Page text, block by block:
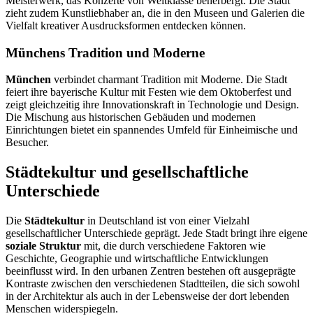
zieht zudem Kunstliebhaber an, die in den Museen und Galerien die
Vielfalt kreativer Ausdrucksformen entdecken können.
Münchens Tradition und Moderne
München verbindet charmant Tradition mit Moderne. Die Stadt
feiert ihre bayerische Kultur mit Festen wie dem Oktoberfest und
zeigt gleichzeitig ihre Innovationskraft in Technologie und Design.
Die Mischung aus historischen Gebäuden und modernen
Einrichtungen bietet ein spannendes Umfeld für Einheimische und
Besucher.
Städtekultur und gesellschaftliche
Unterschiede
Die Städtekultur in Deutschland ist von einer Vielzahl
gesellschaftlicher Unterschiede geprägt. Jede Stadt bringt ihre eigene
soziale Struktur mit, die durch verschiedene Faktoren wie
Geschichte, Geographie und wirtschaftliche Entwicklungen
beeinflusst wird. In den urbanen Zentren bestehen oft ausgeprägte
Kontraste zwischen den verschiedenen Stadtteilen, die sich sowohl
in der Architektur als auch in der Lebensweise der dort lebenden
Menschen widerspiegeln.